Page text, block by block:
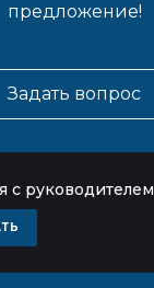
предложение!
Задать вопрос
с руководителем